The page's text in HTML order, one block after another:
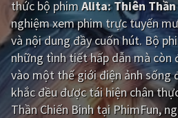
Giật gân
Bí ẩn
Viễn Tây
GameShow
thức bộ phimAlita: Thiên
nghiệm xem phim trực tuyến
và nội dung đầy cuốn hút. Bộ
những tình tiết hấp dẫn mà còn
vào một thế giới điện ảnh sống
khắc đều được tái hiện chân
Thần Chiến Binh tại PhimFun,